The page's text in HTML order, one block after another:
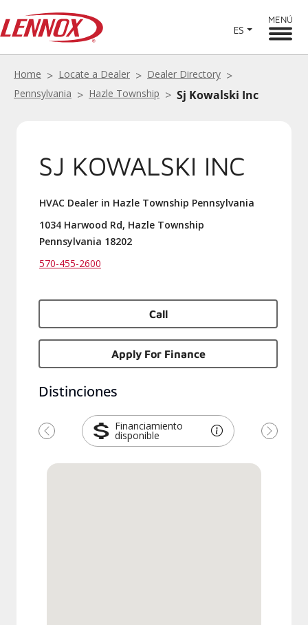
ES
MENÚ
Home Locate a Dealer
Dealer Directory
Pennsylvania
Hazle Township Sj Kowalski Inc
SJ KOWALSKI INC
HVAC Dealer in Hazle Township Pennsylvania
1034 Harwood Rd, Hazle Township
Pennsylvania 18202
570-455-2600
Call
Apply For Finance
Distinciones
Financiamiento
disponible
Previous Next